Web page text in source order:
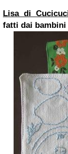
Lisa di
fatti dai